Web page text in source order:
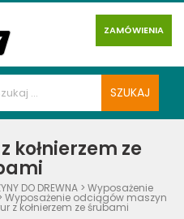
ZAMÓWIENIA
kołnierzem ze
DO DREWNA> Wyposażenie
Wyposażenie odciągów maszyn
z kołnierzem ze śrubami